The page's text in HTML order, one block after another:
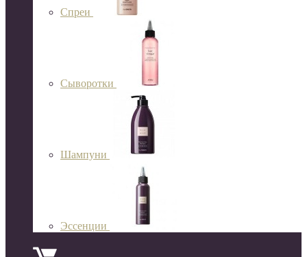
Спреи
Сыворотки
Шампуни
Эссенции